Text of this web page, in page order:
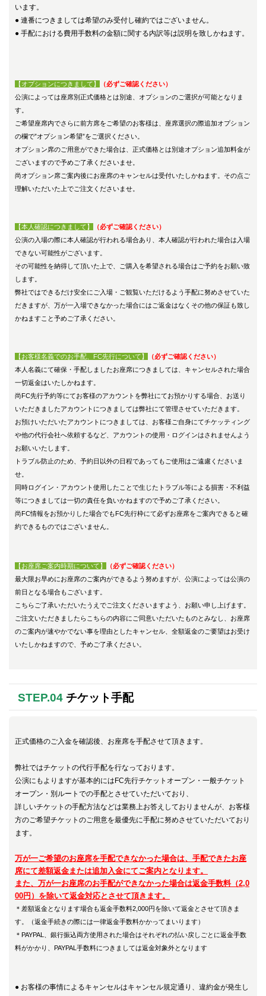
います。
● 連番につきましては希望のみ受付し確約ではございません。
● 手配における費用手数料の金額に関する内訳等は説明を致しかねます。
【オプションにつきまして】
（必ずご確認ください）
公演によっては座席別正式価格とは別途、オプションのご選択が可能となりま
す。
ご希望座席内でさらに前方席をご希望のお客様は、座席選択の際追加オプション
の欄で”オプション希望”をご選択ください。
オプション席のご用意ができた場合は、正式価格とは別途オプション追加料金が
ございますので予めご了承くださいませ。
尚オプション席ご案内後にお座席のキャンセルは受付いたしかねます。その点ご
理解いただいた上でご注文くださいませ。
【本人確認につきまして】
（必ずご確認ください）
公演の入場の際に本人確認が行われる場合あり、本人確認が行われた場合は入場
できない可能性がございます。
その可能性を納得して頂いた上で、ご購入を希望される場合はご予約をお願い致
します。
弊社ではできるだけ安全にご入場・ご観覧いただけるよう手配に努めさせていた
だきますが、 万が一入場できなかった場合にはご返金はなくその他の保証も致し
かねますこと予めご了承ください。
【お客様名義でのお手配、FC先行について 】
（必ずご確認ください）
本人名義にて確保・手配しましたお座席につきましては、キャンセルされた場合
一切返金はいたしかねます。
尚FC先行予約等にてお客様のアカウントを弊社にてお預かりする場合、お送り
いただきましたアカウントにつきましては弊社にて管理させていただきます。
お預けいただいたアカウントにつきましては、お客様ご自身にてチケッティング
や他の代行会社へ依頼するなど、アカウントの使用・ログインはされませんよう
お願いいたします。
トラブル防止のため、予約日以外の日程であってもご使用はご遠慮くださいま
せ。
同時ログイン・アカウント使用したことで生じたトラブル等による損害・不利益
等につきましては一切の責任を負いかねますので予めご了承ください。
尚FC情報をお預かりした場合でもFC先行枠にて必ずお座席をご案内できると確
約できるものではございません。
【お座席ご案内時期について 】
（必ずご確認ください）
最大限お早めにお座席のご案内ができるよう努めますが、公演によっては公演の
前日となる場合もございます。
こちらご了承いただいたうえでご注文くださいますよう、お願い申し上げます。
ご注文いただきましたらこちらの内容にご同意いただいたものとみなし
お座席
のご案内が速やかでない事を理由としたキャンセル、全額返金のご要望はお受け
いたしかねますので、予めご了承ください。
STEP.04 チケット手配
正式価格のご入金を確認後、お座席を手配させて頂きます。
弊社ではチケットの代行手配を行なっております。
公演にもよりますが基本的にはFC先行チケットオープン・一般チケット
オープン・別ルートでの手配とさせていただいており、
詳しいチケットの手配方法などは業務上お答えしておりませんが、お客様
方のご希望チケットのご用意を最優先に手配に努めさせていただいており
ます。
万が一ご希望のお座席を手配できなかった場合は、手配できたお座
席にて差額返金または追加入金にてご案内となります。
また、万が一お座席のお手配ができなかった場合は返金手数料（2,0
00円）を除いて返金対応とさせて頂きます。
＊差額返金となります場合も返金手数料2,000円を除いて返金とさせて頂きま
す。（返金手続きの際には一律返金手数料かかってまいります）
＊PAYPAL、銀行振込両方使用された場合はそれぞれの払い戻しごとに返金手数
料がかかり、PAYPAL手数料につきましては返金対象外となります
● お客様の事情によるキャンセルはキャンセル規定通り、違約金が発生し